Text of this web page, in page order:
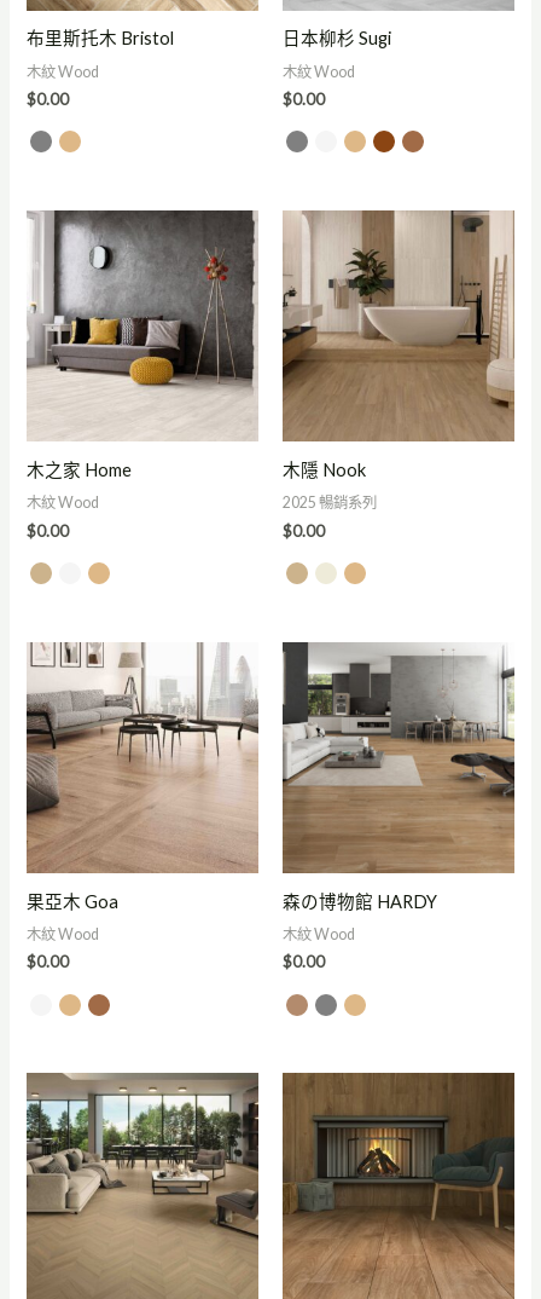
布里斯托木 Bristol
木紋 Wood
$0.00
日本柳杉 Sugi
木紋 Wood
$0.00
木之家 Home
木紋 Wood
$0.00
木隱 Nook
2025 暢銷系列
$0.00
果亞木 Goa
木紋 Wood
$0.00
森の博物館 HARDY
木紋 Wood
$0.00